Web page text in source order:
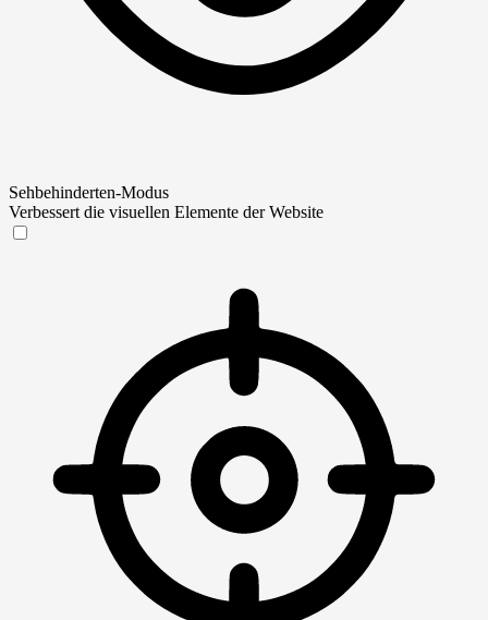
Sehbehinderten-Modus
Verbessert die visuellen Elemente der Website